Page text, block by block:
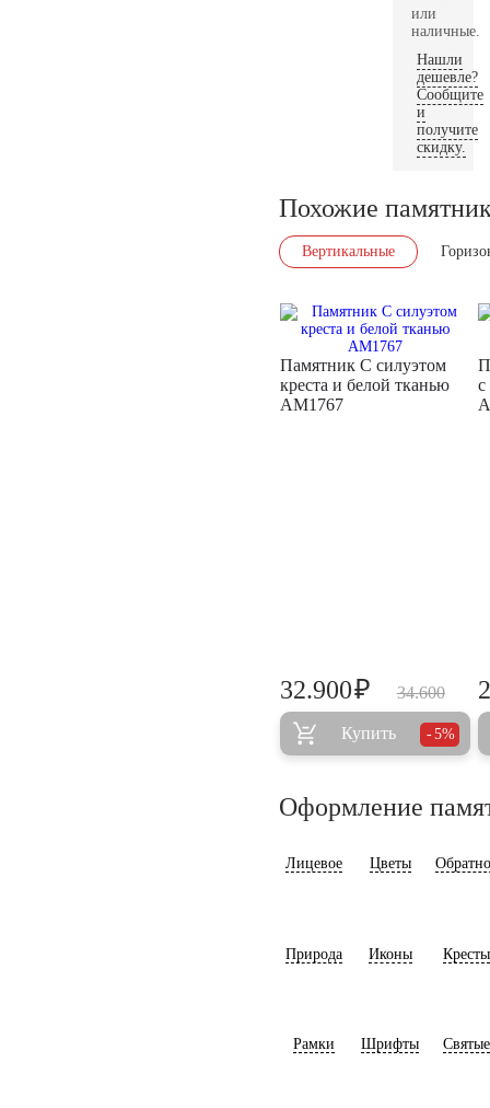
или
наличные.
Нашли
дешевле?
Сообщите
и
получите
скидку.
Похожие
Вертикальные
Памятник С силуэтом
креста и белой тканью
AM1767
34.600
32.900₽
Купить 5%
Оформление
Лицевое Цветы
Природа Иконы Кресты
Рамки Шрифты Святые